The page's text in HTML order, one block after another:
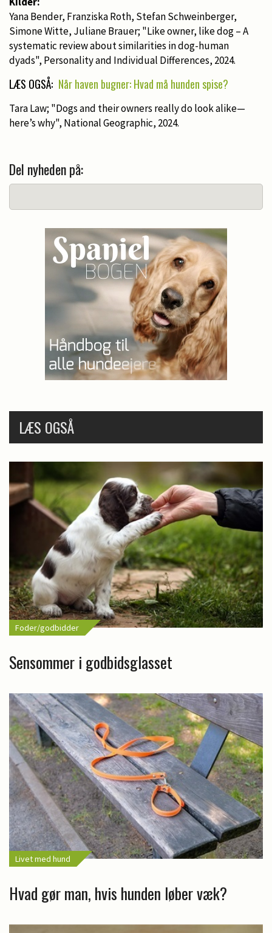
Yana Bender, Franziska Roth, Stefan Schweinberger,
Simone Witte, Juliane Brauer; "Like owner, like dog – A
systematic review about similarities in dog-human
dyads", Personality and Individual Differences, 2024.
LÆS OGSÅ: Når haven bugner: Hvad må hunden spise?
Tara Law; "Dogs and their owners really do look alike—
here’s why", National Geographic, 2024.
Del nyheden på:
LÆS OGSÅ
Foder/godbidder
Sensommer i godbidsglasset
Livet med hund
Hvad gør man, hvis hunden løber væk?